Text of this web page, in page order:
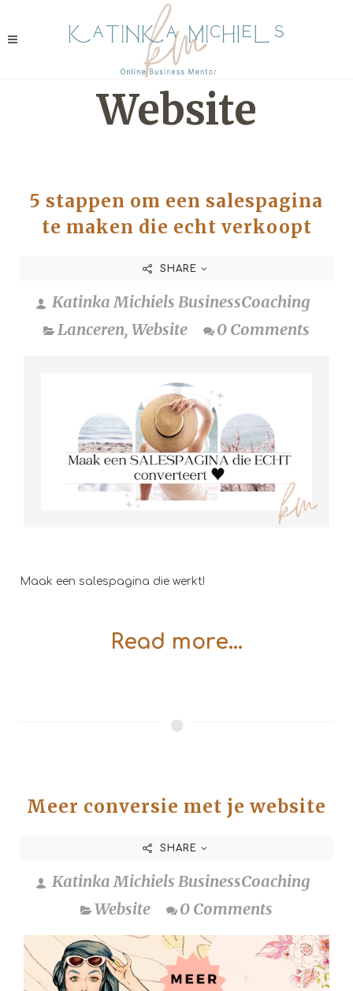
Website
5 stappen om een salespagina
te maken die echt verkoopt
SHARE
Katinka Michiels BusinessCoaching
Lanceren, Website 0 Comments
Maak een salespagina die werkt!
Read more...
Meer conversie met je website
SHARE
Katinka Michiels BusinessCoaching
Website
0 Comments